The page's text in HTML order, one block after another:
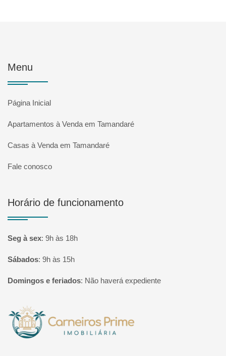
Menu
Página Inicial
Apartamentos à Venda em Tamandaré
Casas à Venda em Tamandaré
Fale conosco
Horário de funcionamento
Seg à sex: 9h às 18h
Sábados: 9h às 15h
Domingos e feriados: Não haverá expediente
Página inicial